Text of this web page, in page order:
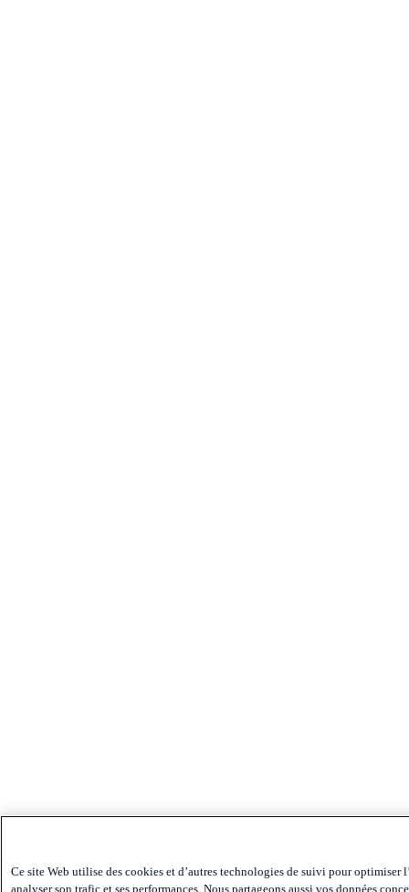
Ce site Web utilise des cookies et d’autres technologies de suivi pour optimiser
analyser son trafic et ses performances. Nous partageons aussi vos données